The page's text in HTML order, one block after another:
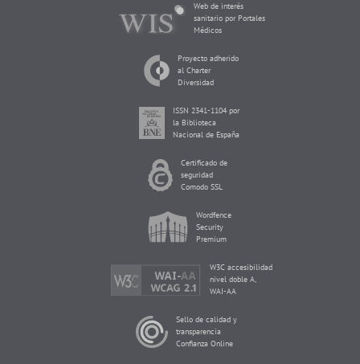
Web de interés
sanitario por Portales
Médicos
Proyecto adherido
al Charter
Diversidad
ISSN 2341-1104 por
la Biblioteca
Nacional de España
Certificado de
seguridad
Comodo SSL
Wordfence
Security
Premium
W3C accesibilidad
nivel doble A,
WAI-AA
Sello de calidad y
transparencia
Confianza Online